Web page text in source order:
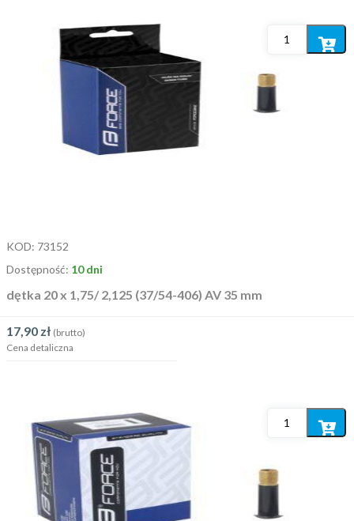
KOD: 73152
Dostępność: 10 dni
dętka 20 x 1,75/ 2,125 (37/54-406) AV 35 mm
17,90 zł (brutto)
Cena detaliczna
Dodaj
Dodaj